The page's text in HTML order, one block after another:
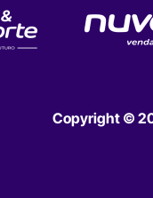
Copyright ©